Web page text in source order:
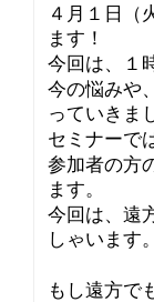
４月１日（
ます！
今回は、１
今の悩みや
っていきま
セミナーで
参加者の方
ます。
今回は、遠
しゃいます。
もし遠方で